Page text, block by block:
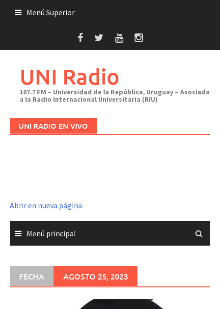
Menú Superior
UNI Radio
107.7 FM – Universidad de la República, Uruguay – Asociada
a la Radio Internacional Universitaria (RIU)
UNI RADIO EN VIVO
Abrir en nueva página
Menú principal
FECHA AGOSTO 25, 2023